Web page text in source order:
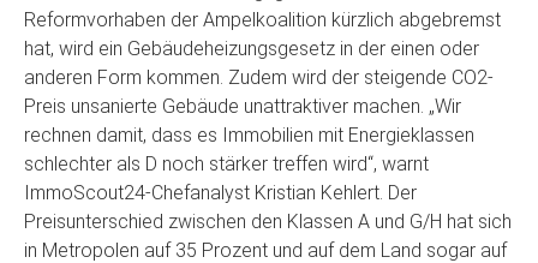
Reformvorhaben der Ampelkoalition kürzlich abgebremst
hat, wird ein Gebäudeheizungsgesetz in der einen oder
anderen Form kommen. Zudem wird der steigende CO2-
Preis unsanierte Gebäude unattraktiver machen. „Wir
rechnen damit, dass es Immobilien mit Energieklassen
schlechter als D noch stärker treffen wird“, warnt
ImmoScout24-Chefanalyst Kristian Kehlert. Der
Preisunterschied zwischen den Klassen A und G/H hat sich
in Metropolen auf 35 Prozent und auf dem Land sogar auf